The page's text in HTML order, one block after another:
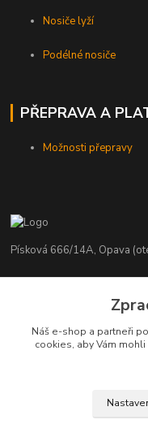
Nosiče lyží
Podélné nosiče
PŘEPRAVA A
Možnosti přepravy
Písková 666/14A, Opava
+420 776 839 986
info@nosice.com
Náš e-shop a partneři
cookies, aby Vám